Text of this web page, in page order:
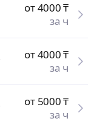
от 4000₸
за ч
от 4000₸
за ч
от 5000₸
за ч